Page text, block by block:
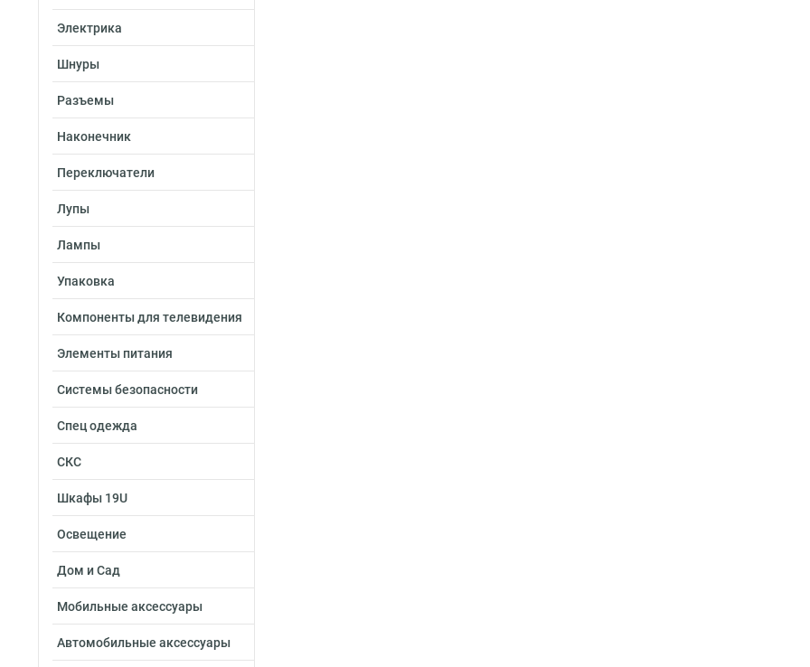
Электрика
Шнуры
Разъемы
Наконечник
Переключатели
Лупы
Лампы
Упаковка
Компоненты для телевидения
Элементы питания
Системы безопасности
Спец одежда
СКС
Шкафы 19U
Освещение
Дом и Сад
Мобильные аксессуары
Автомобильные аксессуары